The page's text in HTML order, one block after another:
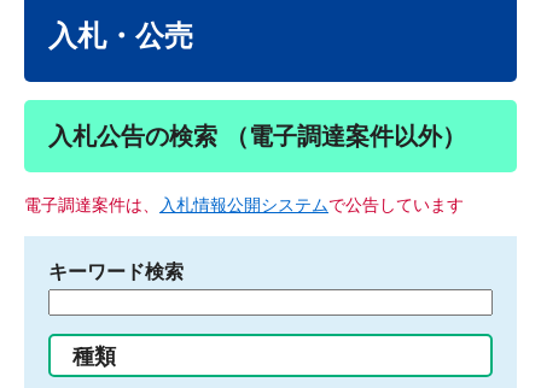
入札・公売
入札公告の検索 （電子調達案件以外）
電子調達案件は、 入札情報公開システムで公告しています
キーワード検索
る
種類